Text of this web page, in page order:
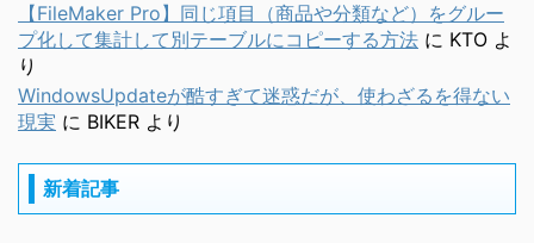
【FileMaker Pro】同じ項目（商品や分類など）をグルー
プ化して集計して別テーブルにコピーする方法 に KTO よ
り
WindowsUpdateが酷すぎて迷惑だが、使わざるを得ない
現実 に BIKER より
新着記事